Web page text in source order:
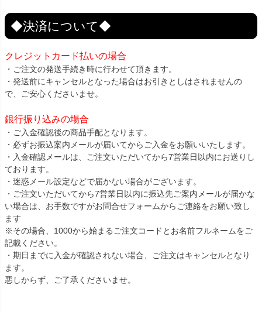
◆決済について◆
クレジットカード払いの場合
・ご注文の発送手続き時に行わせて頂きます。
・発送前にキャンセルとなった場合はお引きとしはされませんの
で、ご安心くださいませ。
銀行振り込みの場合
・ご入金確認後の商品手配となります。
・必ずお振込案内メールが届いてからご入金をお願いいたします。
・入金確認メールは、ご注文いただいてから7営業日以内にお送りし
ております。
・迷惑メール設定などで届かない場合がございます。
・ご注文いただいてから7営業日以内に振込先ご案内メールが届かな
い場合は、お手数ですがお問合せフォームからご連絡をお願い致し
ます
※その場合、1000から始まるご注文コードとお名前フルネームをご
記載ください。
・期日までに入金が確認されない場合、ご注文はキャンセルとなり
ます。
悪しからず、ご了承くださいませ。